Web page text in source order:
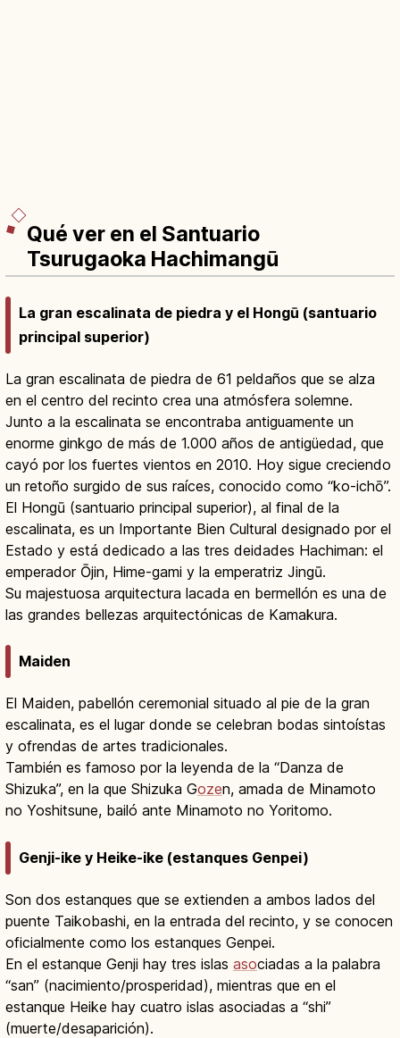
Qué ver en el Santuario
Tsurugaoka Hachimangū
La gran escalinata de piedra y el Hongū (santuario
principal superior)
La gran escalinata de piedra de 61 peldaños que se alza
en el centro del recinto crea una atmósfera solemne.
Junto a la escalinata se encontraba antiguamente un
enorme ginkgo de más de 1.000 años de antigüedad, que
cayó por los fuertes vientos en 2010. Hoy sigue creciendo
un retoño surgido de sus raíces, conocido como “ko-ichō”.
El Hongū (santuario principal superior), al final de la
escalinata, es un Importante Bien Cultural designado por el
Estado y está dedicado a las tres deidades Hachiman: el
emperador Ōjin, Hime-gami y la emperatriz Jingū.
Su majestuosa arquitectura lacada en bermellón es una de
las grandes bellezas arquitectónicas de Kamakura.
Maiden
El Maiden, pabellón ceremonial situado al pie de la gran
escalinata, es el lugar donde se celebran bodas sintoístas
y ofrendas de artes tradicionales.
También es famoso por la leyenda de la “Danza de
Shizuka”, en la que Shizuka Gozen, amada de Minamoto
no Yoshitsune, bailó ante Minamoto no Yoritomo.
Genji-ike y Heike-ike (estanques Genpei)
Son dos estanques que se extienden a ambos lados del
puente Taikobashi, en la entrada del recinto, y se conocen
oficialmente como los estanques Genpei.
En el estanque Genji hay tres islas asociadas a la palabra
“san” (nacimiento/prosperidad), mientras que en el
estanque Heike hay cuatro islas asociadas a “shi”
(muerte/desaparición).